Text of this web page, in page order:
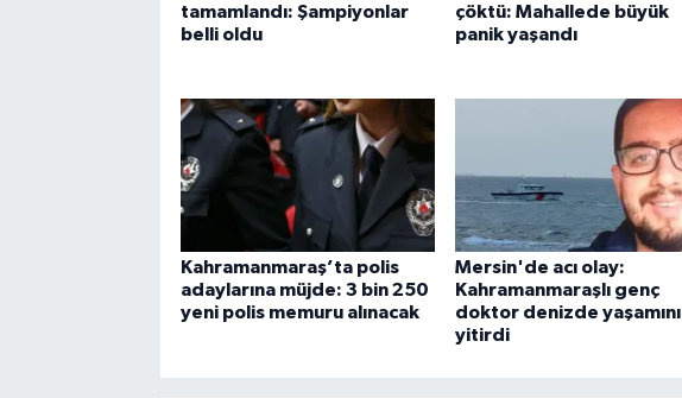
tamamlandı: Şampiyonlar
belli oldu
çöktü: Mahallede büyük
panik yaşandı
Kahramanmaraş’ta polis
adaylarına müjde: 3 bin 250
yeni polis memuru alınacak
Mersin'de acı olay:
Kahramanmaraşlı genç
doktor denizde yaşamını
yitirdi